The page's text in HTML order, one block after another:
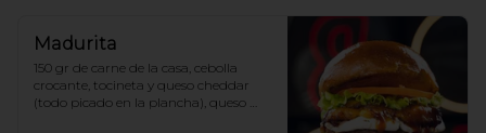
Madurita
150 gr de carne de la casa, cebolla
crocante, tocineta y queso cheddar
(todo picado en la plancha), queso